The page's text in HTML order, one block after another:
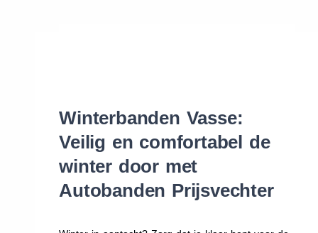
Winterbanden Vasse:
Veilig en comfortabel de
winter door met
Autobanden Prijsvechter